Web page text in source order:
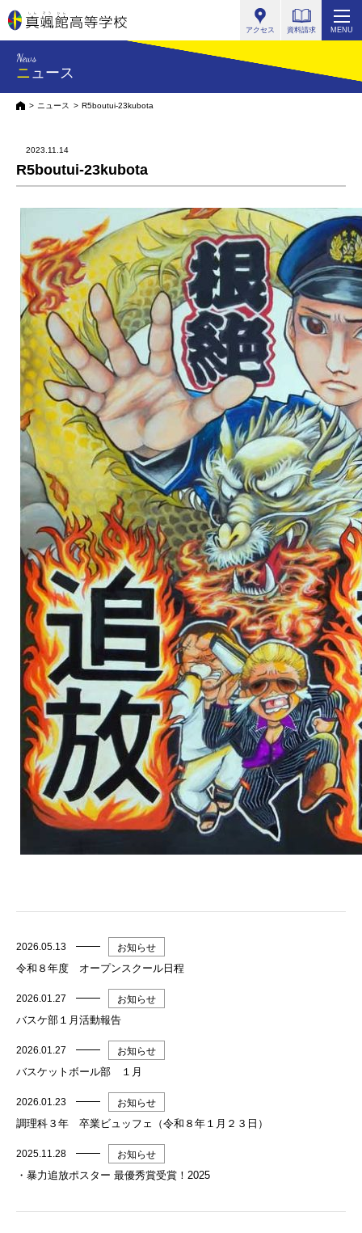
アクセス 資料請求 MENU
News
ニュース
HOMEニュース R5boutui-23kubota
2023.11.14
R5boutui-23kubota
2026.05.13 お知らせ
令和８年度 オープンスクール日程
2026.01.27 お知らせ
バスケ部１月活動報告
2026.01.27 お知らせ
バスケットボール部 １月
2026.01.23 お知らせ
調理科３年 卒業ビュッフェ（令和８年１月２３日）
2025.11.28 お知らせ
・暴力追放ポスター 最優秀賞受賞！2025